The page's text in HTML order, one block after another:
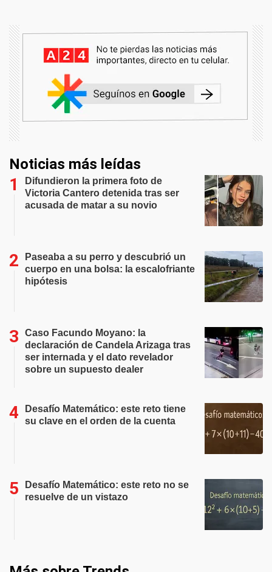
Noticias más leídas
Difundieron la primera foto de
Victoria Cantero detenida tras ser
acusada de matar a su novio
Paseaba a su perro y descubrió un
cuerpo en una bolsa: la escalofriante
hipótesis
Caso Facundo Moyano: la
declaración de Candela Arizaga tras
ser internada y el dato revelador
sobre un supuesto dealer
Desafío Matemático: este reto tiene
su clave en el orden de la cuenta
Desafío Matemático: este reto no se
resuelve de un vistazo